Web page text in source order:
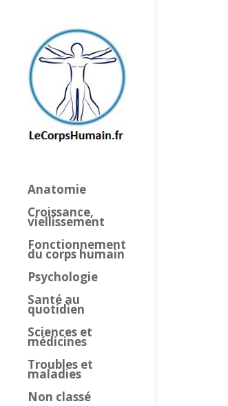
Anatomie
Croissance,
viellissement
Fonctionnement
du corps humain
Psychologie
Santé au
quotidien
Sciences et
médicines
Troubles et
maladies
Non classé